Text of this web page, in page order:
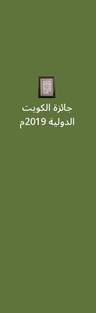
جائزة الكويت
الدولية 2019م